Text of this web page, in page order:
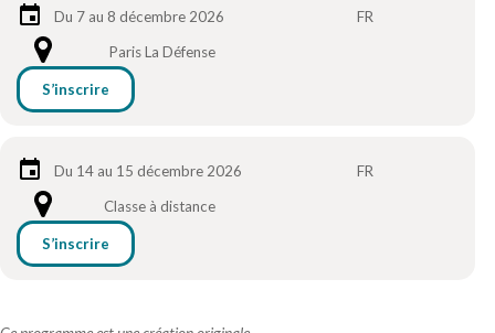
Du 7 au 8 décembre 2026
FR
Paris La Défense
S’inscrire
Du 14 au 15 décembre 2026
FR
Classe à distance
S’inscrire